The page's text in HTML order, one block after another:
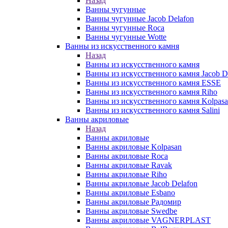
Ванны чугунные
Ванны чугунные Jacob Delafon
Ванны чугунные Roca
Ванны чугунные Wotte
Ванны из искусственного камня
Назад
Ванны из искусственного камня
Ванны из искусственного камня Jacob
Ванны из искусственного камня ESSE
Ванны из искусственного камня Riho
Ванны из искусственного камня
Ванны из искусственного камня Salini
Ванны акриловые
Назад
Ванны акриловые
Ванны акриловые Kolpasan
Ванны акриловые Roca
Ванны акриловые Ravak
Ванны акриловые Riho
Ванны акриловые Jacob Delafon
Ванны акриловые Esbano
Ванны акриловые Радомир
Ванны акриловые Swedbe
Ванны акриловые VAGNERPLAST